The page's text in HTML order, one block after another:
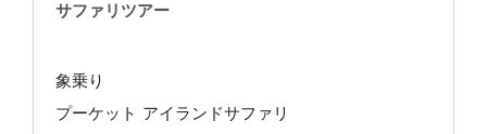
サファリツアー
象乗り
プーケット アイランドサファリ